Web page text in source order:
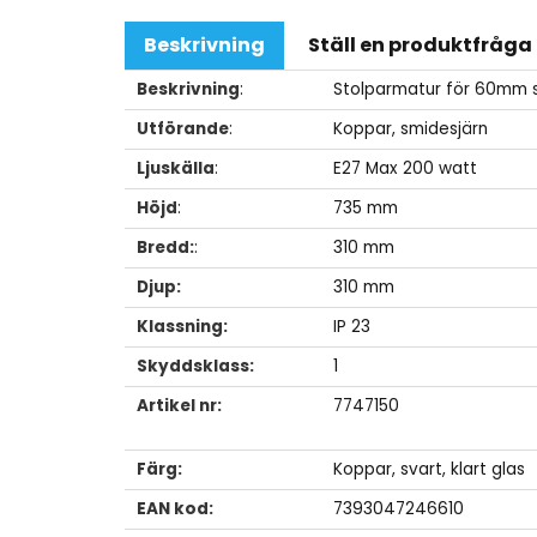
Beskrivning Ställ en produktfråga
Beskrivning:
Stolparmatur för 60mm
Utförande:
Koppar, smidesjärn
Ljuskälla:
E27 Max 200 watt
Höjd:
735 mm
Bredd::
310 mm
Djup:
310 mm
Klassning:
IP 23
Skyddsklass:
1
Artikel nr:
7747150
Färg:
Koppar, svart, klart glas
EAN kod:
7393047246610